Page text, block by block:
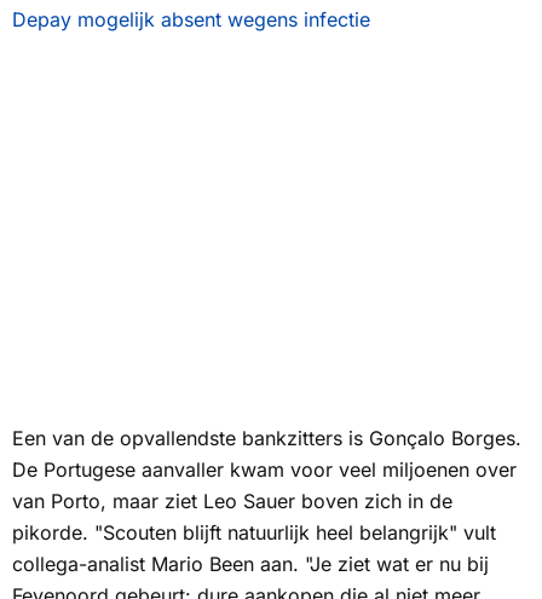
Depay mogelijk absent wegens infectie
Een van de opvallendste bankzitters is Gonçalo Borges.
De Portugese aanvaller kwam voor veel miljoenen over
van Porto, maar ziet Leo Sauer boven zich in de
pikorde. "Scouten blijft natuurlijk heel belangrijk" vult
collega-analist Mario Been aan. "Je ziet wat er nu bij